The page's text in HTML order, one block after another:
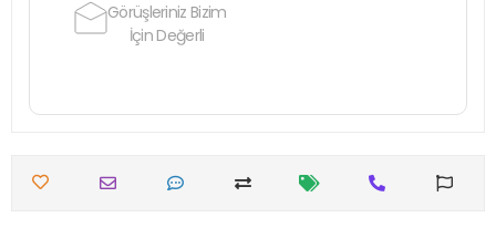
Görüşleriniz Bizim
İçin Değerli